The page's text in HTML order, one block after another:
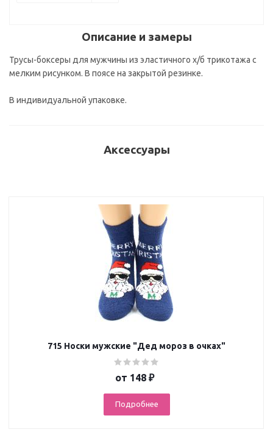
Описание и замеры
Трусы-боксеры для мужчины из эластичного х/б трикотажа с
мелким рисунком. В поясе на закрытой резинке.
В индивидуальной упаковке.
Аксессуары
715 Носки мужские "Дед мороз в очках"
от 148 ₽
Подробнее